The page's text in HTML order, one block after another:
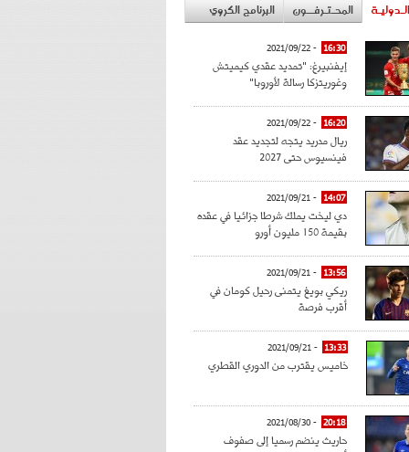
المحـتـرفــون البرنامج الكروي
16:30
- 2021/09/22
إيفنبيرغ: "تمديد عقدي كيميتش
وغوريتزكا رسالة لأوروبا"
16:20
- 2021/09/22
ريال مدريد يتجه لتجديد عقد
فينسيوس حتى 2027
14:07
- 2021/09/21
دي ليخت يملك شرطا جزائيا في عقده
بقيمة 150 مليون أورو
13:56
- 2021/09/21
ريكي بويغ يتمنى رحيل كومان في
أقرب فرصة
13:33
- 2021/09/21
خاميس يقترب من الدوري القطري
20:18
- 2021/08/30
حاريث ينضم رسميا إلى صفوف